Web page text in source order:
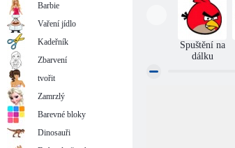
Spuštění na
dálku
Barbie
Vaření jídlo
Kadeřník
Zbarvení
tvořit
Zamrzlý
Barevné bloky
Dinosauři